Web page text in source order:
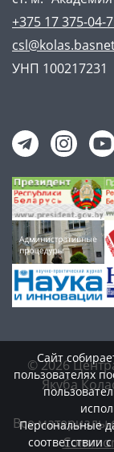
+375 17 375-04-
УНП 100217231
© 2026
Якуба
Все материалы
Сайт
пользователях
Персональные
соответствии с